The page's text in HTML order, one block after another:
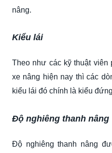
nâng.
Kiểu lái
Theo như các kỹ thuật viên
xe nâng hiện nay thì các
kiểu lái đó chính là kiểu
Độ nghiêng thanh nâng
Độ nghiêng thanh nâng